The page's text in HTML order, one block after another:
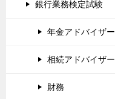
銀行業務検定試験
年金アドバイザー
相続アドバイザー
財務